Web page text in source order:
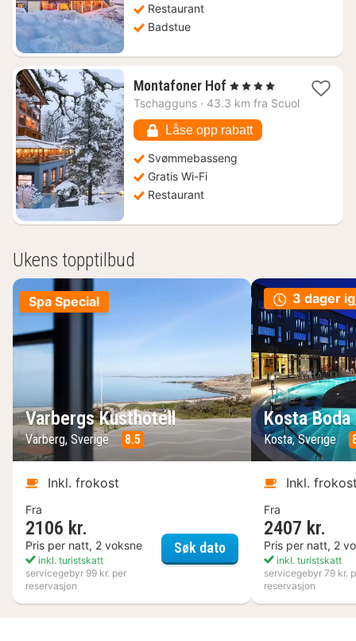
Restaurant
Badstue
Montafoner Hof 1
natt
3025
kr.
, 4 Stjerner
Tschagguns · 43.3 km fra Scuol
Låse opp rabatt
Svømmebasseng
Gratis Wi-Fi
Restaurant
Ukens topptilbud
Spa Special
Varbergs Kusthotell
Varberg, Sverige 8.5
Inkl. frokost
Fra
2106 kr.
Pris per natt, 2 voksne
inkl. turistskatt
servicegebyr 99 kr. per
reservasjon
Søk datoVarbergs Kusthotell
3 dager
Kosta
Kosta, Sverige
Inkl.
Fra
2407 kr.
Pris per natt, 2
inkl. turistskatt
servicegebyr 79 kr.
reservasjon